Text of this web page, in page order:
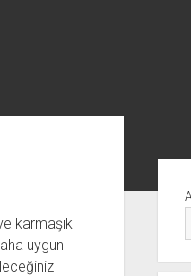
karmaşık
uygun